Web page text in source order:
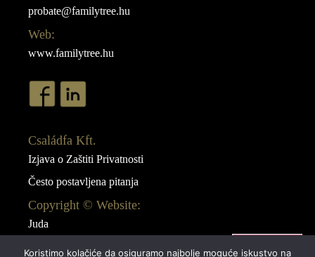
probate@familytree.hu
Web:
www.familytree.hu
Családfa Kft.
Izjava o Zaštiti Privatnosti
Često postavljena pitanja
Copyright © Website:
Juda
Webdesign:
Koristimo kolačiće da osiguramo najbolje moguće iskustvo na